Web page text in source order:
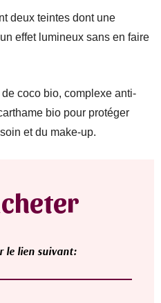
deux teintes dont une
effet lumineux sans en faire
coco bio, complexe anti-
bio pour protéger
et du make-up.
le lien suivant: